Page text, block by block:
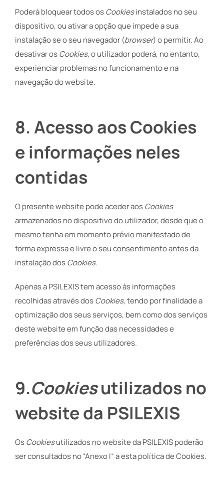
Poderá bloquear todos osCookiesinstalados no seu
dispositivo, ou ativar a opção que impede a sua
instalação se o seu navegador (browser) o permitir. Ao
desativar osCookies, o utilizador poderá, no entanto,
experienciar problemas no funcionamento e na
navegação do website.
8. Acesso aos Cookies
e informações neles
contidas
O presente website pode aceder aosCookies
armazenados no dispositivo do utilizador, desde que o
mesmo tenha em momento prévio manifestado de
forma expressa e livre o seu consentimento antes da
instalação dosCookies.
Apenas a PSILEXIS tem acesso às informações
recolhidas através dosCookies, tendo por finalidade a
optimização dos seus serviços, bem como dos serviços
deste website em função das necessidades e
preferências dos seus utilizadores.
9.Cookiesutilizados no
website da PSILEXIS
OsCookiesutilizados no website da PSILEXIS poderão
ser consultados no “Anexo I” a esta política de Cookies.